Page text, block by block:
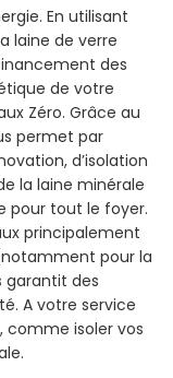
En utilisant
laine de verre
des
de votre
Zéro. Grâce au
permet par
d’isolation
la laine minérale
pour tout le foyer.
principalement
pour la
garantit des
A votre service
comme isoler vos